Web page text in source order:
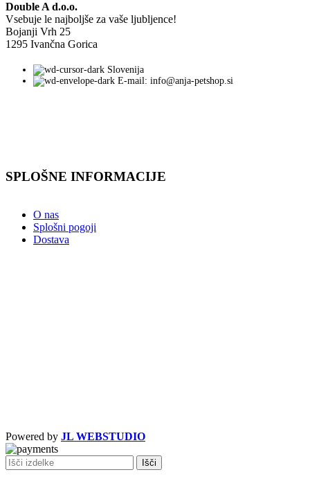
Double A d.o.o.
Vsebuje le najboljše za vaše ljubljence!
Bojanji Vrh 25
1295 Ivančna Gorica
Slovenija
E-mail: info@anja-petshop.si
SPLOŠNE INFORMACIJE
O nas
Splošni pogoji
Dostava
Powered by JL WEBSTUDIO
Išči